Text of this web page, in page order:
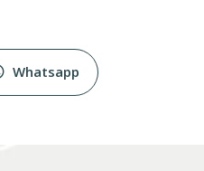
Whatsapp